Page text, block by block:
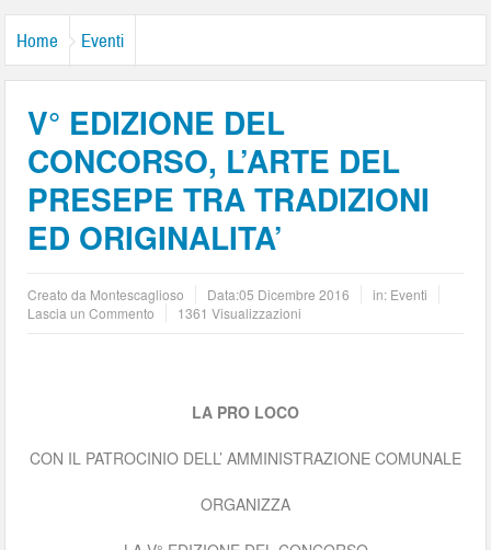
Home Eventi
V° EDIZIONE DEL
CONCORSO, L’ARTE DEL
PRESEPE TRA TRADIZIONI
ED ORIGINALITA’
Creato da Montescaglioso Data:05 Dicembre 2016 in: Eventi
Lascia un Commento
1361 Visualizzazioni
LA PRO LOCO
CON IL PATROCINIO DELL’ AMMINISTRAZIONE COMUNALE
ORGANIZZA